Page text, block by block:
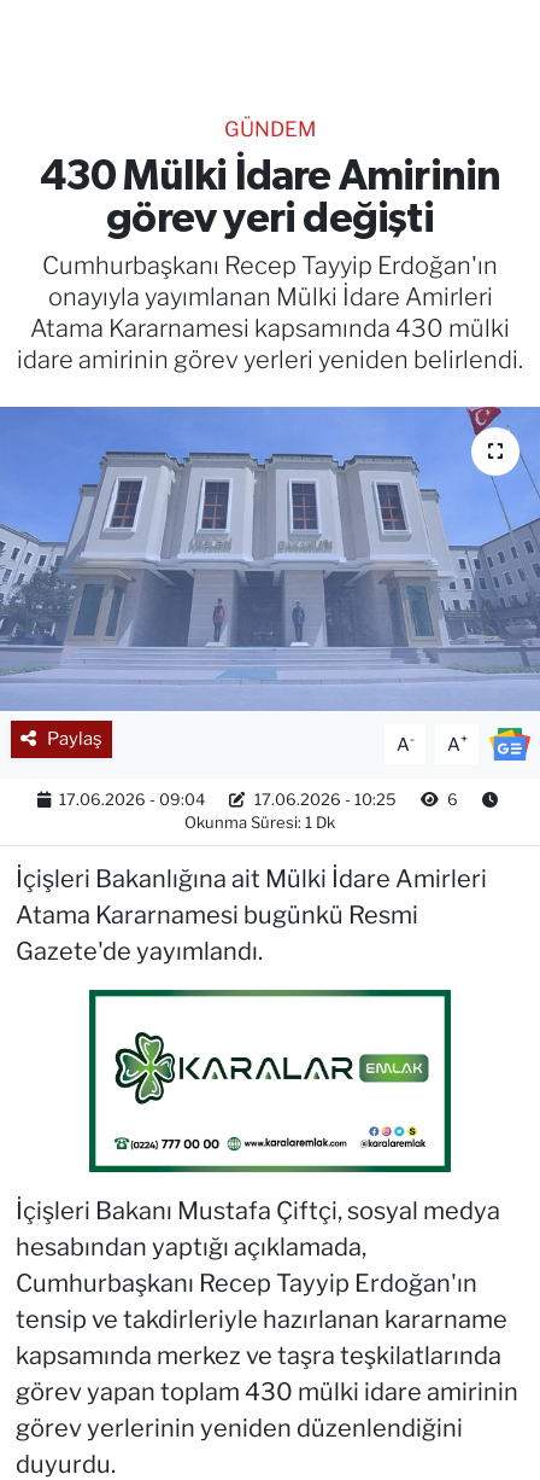
GÜNDEM
430 Mülki İdare Amirinin
görev yeri değişti
Cumhurbaşkanı Recep Tayyip Erdoğan'ın
onayıyla yayımlanan Mülki İdare Amirleri
Atama Kararnamesi kapsamında 430 mülki
idare amirinin görev yerleri yeniden belirlendi.
Paylaş A- A+
17.06.2026 - 09:04 17.06.2026 - 10:25
6
Okunma Süresi: 1 Dk
İçişleri Bakanlığına ait Mülki İdare Amirleri
Atama Kararnamesi bugünkü Resmi
Gazete'de yayımlandı.
İçişleri Bakanı Mustafa Çiftçi, sosyal medya
hesabından yaptığı açıklamada,
Cumhurbaşkanı Recep Tayyip Erdoğan'ın
tensip ve takdirleriyle hazırlanan kararname
kapsamında merkez ve taşra teşkilatlarında
görev yapan toplam 430 mülki idare amirinin
görev yerlerinin yeniden düzenlendiğini
duyurdu.
RESMİ İLANLAR
Gencsesfm Canlı Dinle